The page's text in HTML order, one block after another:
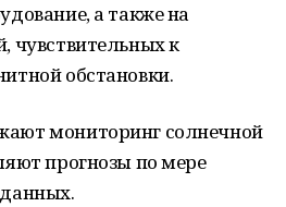
а также на
чувствительных к
обстановки.
мониторинг солнечной
прогнозы по мере